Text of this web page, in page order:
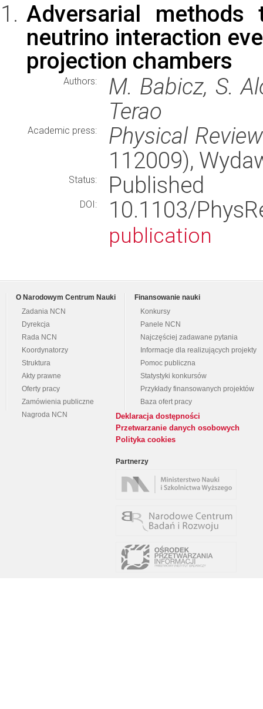
Adversarial
neutrino interaction
projection chambers
Authors:
M. Babicz, S.
Terao
Academic press:
Physical
112009),
Status: Published
DOI: 10.1103/
publication
O Narodowym Centrum Nauki
Zadania NCN
Dyrekcja
Rada NCN
Koordynatorzy
Struktura
Akty prawne
Oferty pracy
Zamówienia publiczne
Nagroda NCN
Finansowanie nauki
Konkursy
Panele NCN
Najczęściej zadawane pytania
Informacje dla realizujących projekty
Pomoc publiczna
Statystyki konkursów
Przykłady finansowanych projektów
Baza ofert pracy
Deklaracja dostępności
Przetwarzanie danych osobowych
Polityka cookies
Partnerzy